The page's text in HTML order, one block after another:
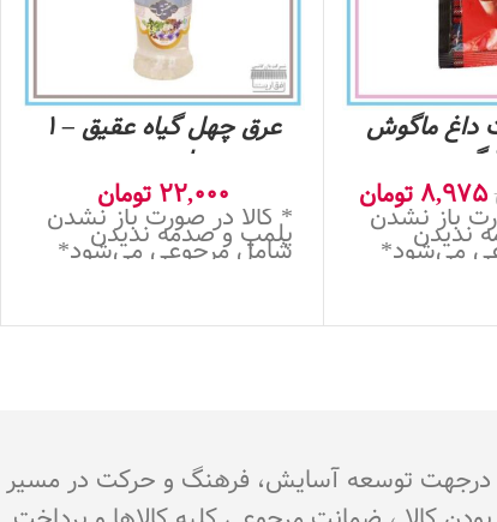
داغ ماگوش
8,975 تومان
باز نشدن
ندیدن
می‌شود*
عرق چهل گیاه عقیق – 1
22,000 تومان
* کالا در صورت باز نشدن
پلمپ و صدمه ندیدن
شامل مرجوعی می‌شود*
آریا درجهت توسعه آسایش، فرهنگ و حرکت در مسیر